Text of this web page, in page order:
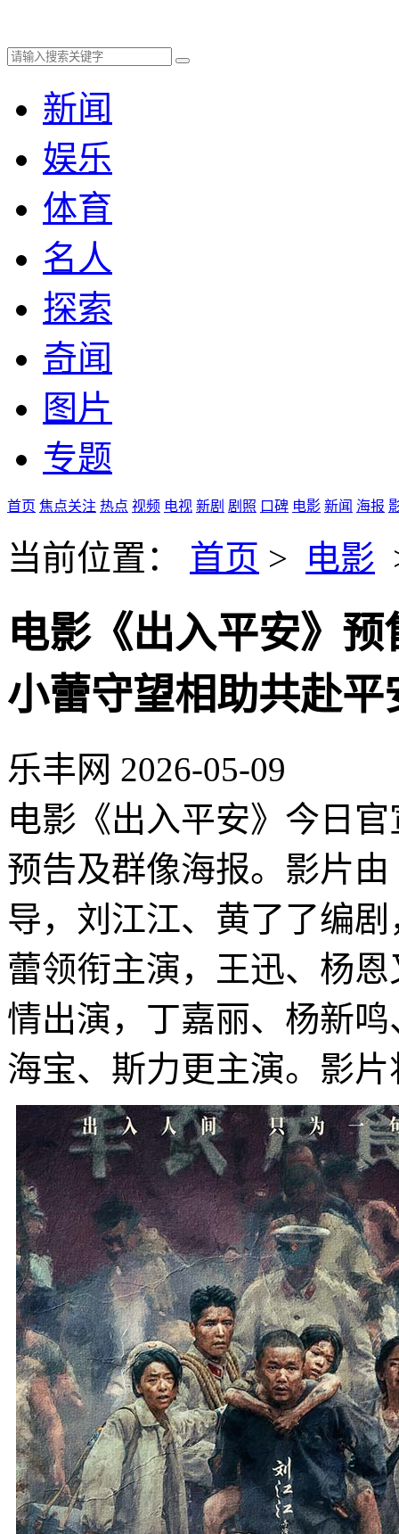
新闻
娱乐
体育
名人
探索
奇闻
图片
专题
首页 焦点关注 热点 视频 电视 新剧 剧照 口碑 电影 新闻 海报
当前位置： 首页 > 电影
电影《出入平安》
小蕾守望相助共赴平
乐丰网 2026-05-09
电影《出入平安》今日
预告及群像海报。影片
导，刘江江、黄了了编
蕾领衔主演，王迅、杨
情出演，丁嘉丽、杨新
海宝、斯力更主演。影